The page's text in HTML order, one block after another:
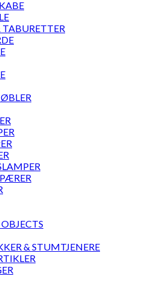
TABURETTER
& STUMTJENERE